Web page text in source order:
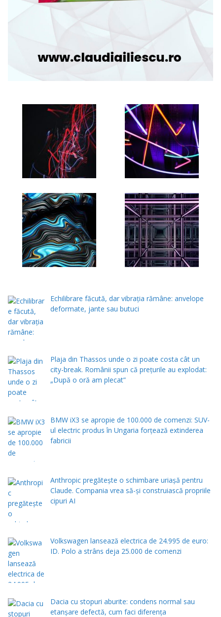
Echilibrare făcută, dar vibrația rămâne: anvelope
deformate, jante sau butuci
Plaja din Thassos unde o zi poate costa cât un
city-break. Românii spun că prețurile au explodat:
„După o oră am plecat”
BMW iX3 se apropie de 100.000 de comenzi: SUV-
ul electric produs în Ungaria forțează extinderea
fabricii
Anthropic pregătește o schimbare uriașă pentru
Claude. Compania vrea să-și construiască propriile
cipuri AI
Volkswagen lansează electrica de 24.995 de euro:
ID. Polo a strâns deja 25.000 de comenzi
Dacia cu stopuri aburite: condens normal sau
etanșare defectă, cum faci diferența